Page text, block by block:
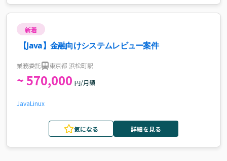
新着
【Java】金融向けシステムレビュー案件
業務委託 東京都 浜松町駅
~ 570,000 円/月額
JavaLinux
気になる 詳細を見る